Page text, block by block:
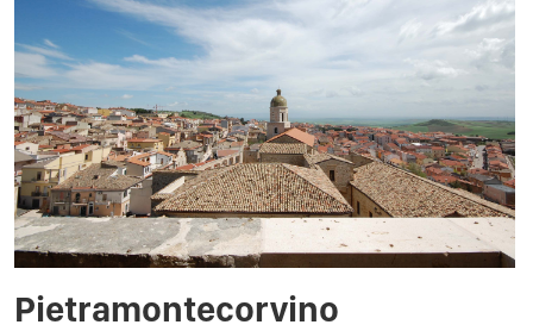
Pietramontecorvino